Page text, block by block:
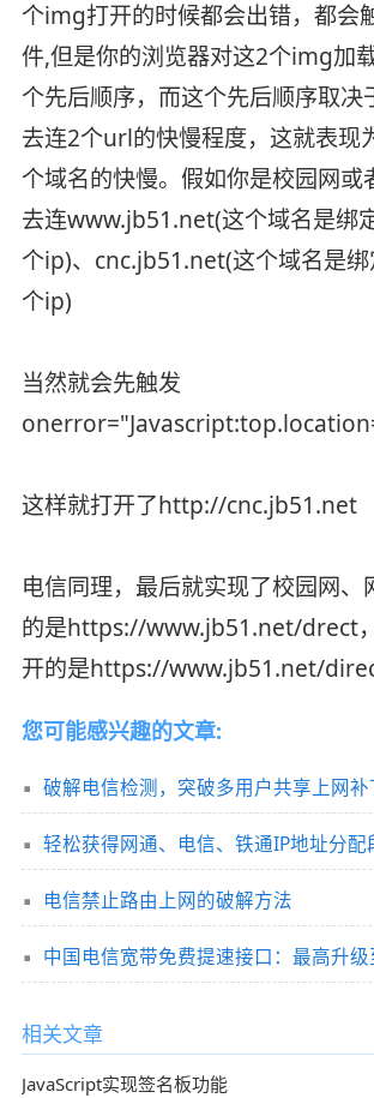
个img打开的时候都会出错，都
件,但是你的浏览器对这2个img加
个先后顺序，而这个先后顺序取决
去连2个url的快慢程度，这就表现
个域名的快慢。假如你是校园网或
去连www.jb51.net(这个域名是绑
个ip)、cnc.jb51.net(这个域名是
个ip)
当然就会先触发
这样就打开了http://cnc.jb51.net
电信同理，最后就实现了校园网、
的是https://www.jb51.net/drect
开的是https://www.jb51.net/
您可能感兴趣的文章:
破解电信检测，突破多用户共享上网
轻松获得网通、电信、铁通IP地址分配
电信禁止路由上网的破解方法
中国电信宽带免费提速接口：最高升
相关文章
JavaScript实现签名板功能